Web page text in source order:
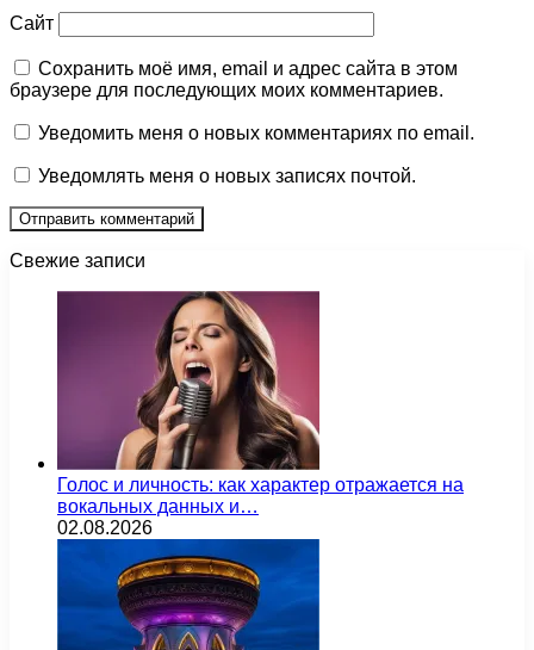
Сайт
Сохранить моё имя, email и адрес сайта в этом
браузере для последующих моих комментариев.
Уведомить меня о новых комментариях по email.
Уведомлять меня о новых записях почтой.
Свежие записи
Голос и личность: как характер отражается на
вокальных данных и…
02.08.2026